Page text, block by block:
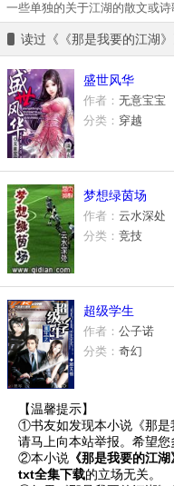
一些单独的关于江湖的散文或诗
读过《《那是我要的江湖
盛世风华
作者： 无意宝宝
分类： 穿越
梦想绿茵场
作者： 云水深处
分类： 竞技
超级学生
作者： 公子诺
分类： 奇幻
空白历史
作者：心墓
分类：游戏
【温馨提示】
①书友如发现本小说《那是
请马上向本站举报。希望
②本小说 《那是我要的江湖
txt全集下载的立场无关。